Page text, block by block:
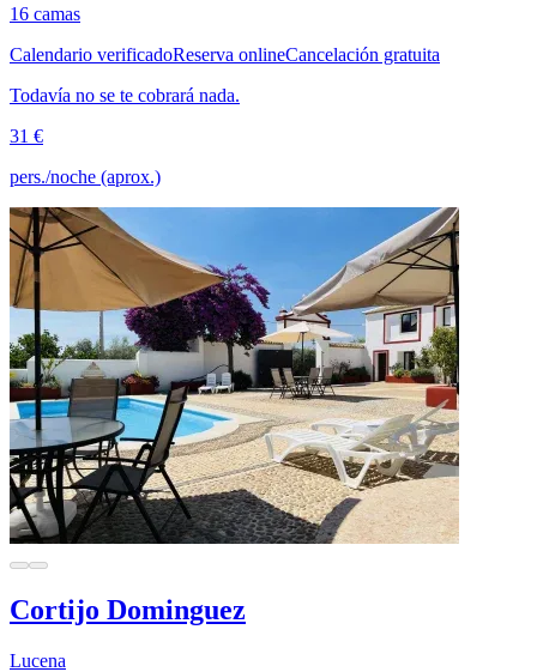
16 camas
Calendario verificadoReserva onlineCancelación gratuita
Todavía no se te cobrará nada.
31 €
pers./noche (aprox.)
Cortijo Dominguez
Lucena